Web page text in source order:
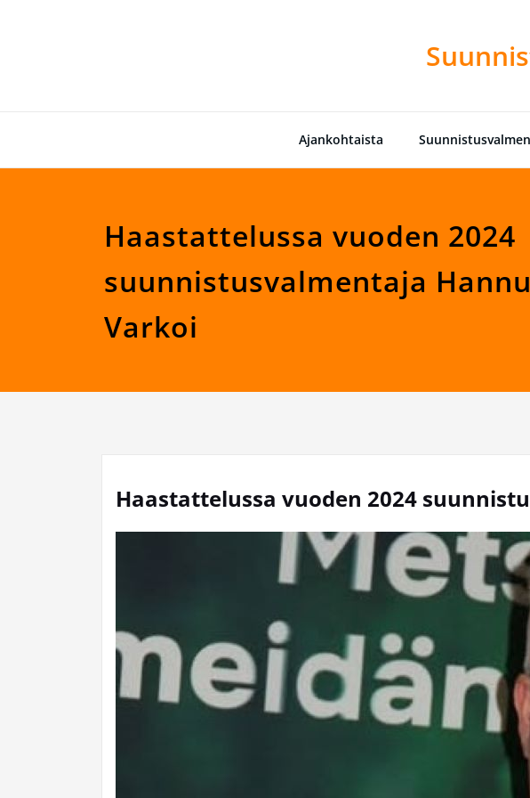
Ajankohtaista
Haastattelussa vuoden 2024
suunnistusvalmentaja Hannu
Varkoi
Haastattelussa vuoden 2024